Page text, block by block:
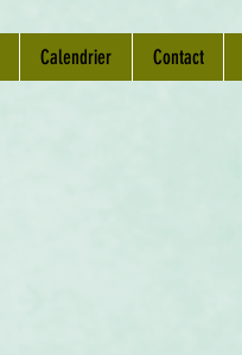
Calendrier Contact